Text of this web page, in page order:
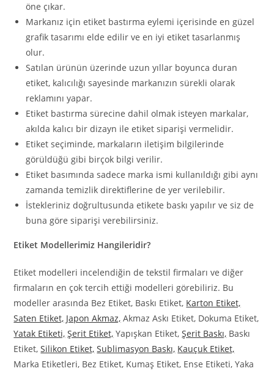
öne çıkar.
Markanız için etiket bastırma eylemi içerisinde en güzel
grafik tasarımı elde edilir ve en iyi etiket tasarlanmış
olur.
Satılan ürünün üzerinde uzun yıllar boyunca duran
etiket, kalıcılığı sayesinde markanızın sürekli olarak
reklamını yapar.
Etiket bastırma sürecine dahil olmak isteyen markalar,
akılda kalıcı bir dizayn ile etiket siparişi vermelidir.
Etiket seçiminde, markaların iletişim bilgilerinde
görüldüğü gibi birçok bilgi verilir.
Etiket basımında sadece marka ismi kullanıldığı gibi aynı
zamanda temizlik direktiflerine de yer verilebilir.
İstekleriniz doğrultusunda etikete baskı yapılır ve siz de
buna göre siparişi verebilirsiniz.
Etiket Modellerimiz Hangileridir?
Etiket modelleri incelendiğin de tekstil firmaları ve diğer
firmaların en çok tercih ettiği modelleri görebiliriz. Bu
modeller arasında Bez Etiket, Baskı Etiket, Karton Etiket,
Saten Etiket, Japon Akmaz, Akmaz Askı Etiket, Dokuma Etiket,
Yatak Etiketi, Şerit Etiket, Yapışkan Etiket,Şerit Baskı, Baskı
Etiket,Silikon Etiket, Sublimasyon Baskı, Kauçuk Etiket,
Marka Etiketleri, Bez Etiket, Kumaş Etiket, Ense Etiketi, Yaka